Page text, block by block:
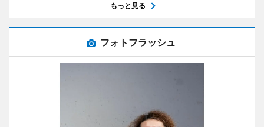
もっと見る
フォトフラッシュ